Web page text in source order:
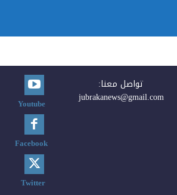
تواصل معنا:
jubrakanews@gmail.com
Youtube
Facebook
Twitter